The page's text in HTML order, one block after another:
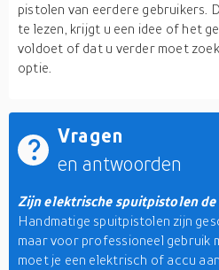
pistolen van eerdere gebruikers.
te lezen, krijgt u een idee of het
voldoet of dat u verder moet
optie.
Vragen
en antwoorden
Zijn elektrische spuitpistolen de
Handmatige spuitpistolen zijn
maar voor professioneel gebruik
moet je een elektrisch of accu